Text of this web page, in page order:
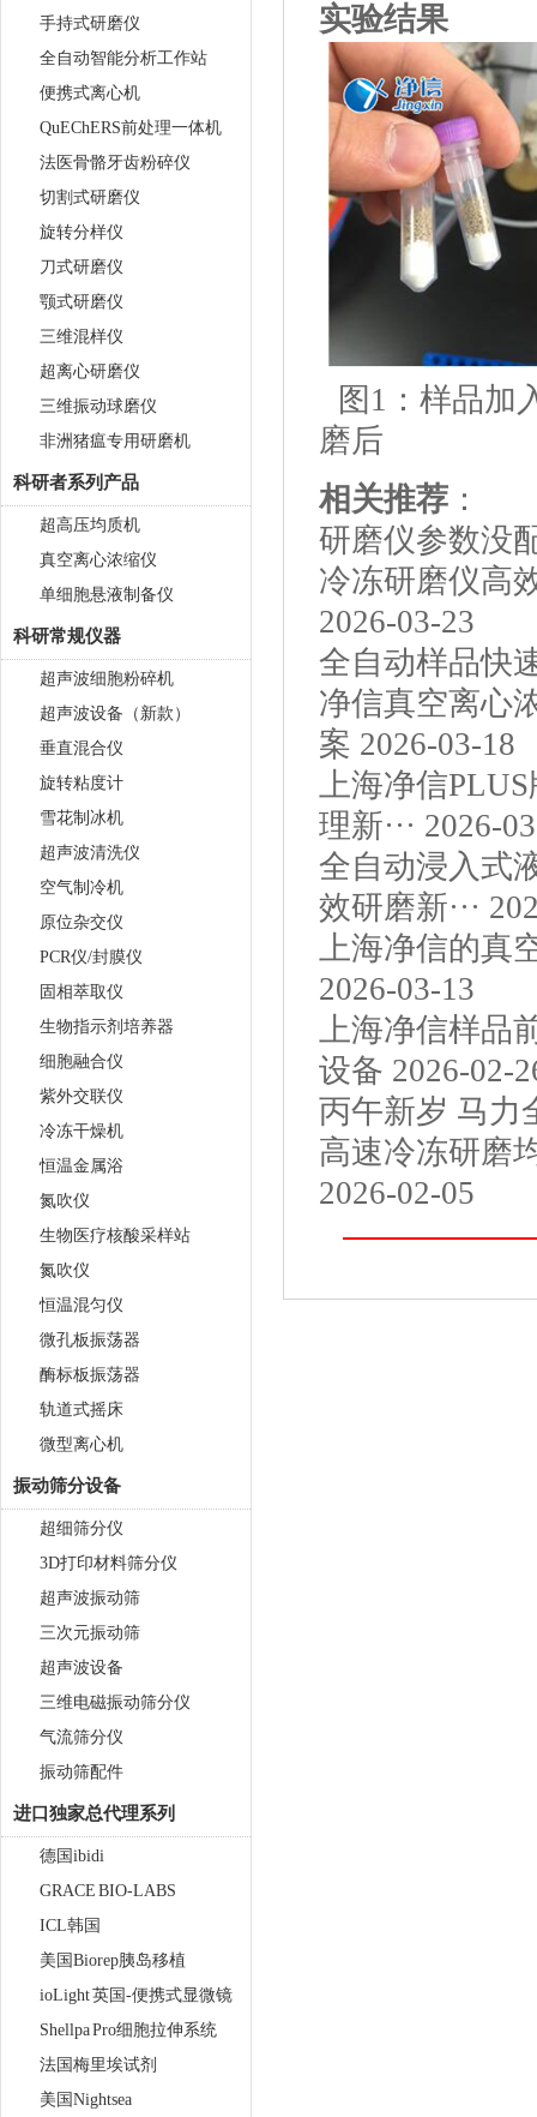
手持式研磨仪
全自动智能分析工作站
便携式离心机
QuEChERS前处理一体机
法医骨骼牙齿粉碎仪
切割式研磨仪
旋转分样仪
刀式研磨仪
颚式研磨仪
三维混样仪
超离心研磨仪
三维振动球磨仪
非洲猪瘟专用研磨机
科研者系列产品
超高压均质机
真空离心浓缩仪
单细胞悬液制备仪
科研常规仪器
超声波细胞粉碎机
超声波设备（新款）
垂直混合仪
旋转粘度计
雪花制冰机
超声波清洗仪
空气制冷机
原位杂交仪
PCR仪/封膜仪
固相萃取仪
生物指示剂培养器
细胞融合仪
紫外交联仪
冷冻干燥机
恒温金属浴
氮吹仪
生物医疗核酸采样站
氮吹仪
恒温混匀仪
微孔板振荡器
酶标板振荡器
轨道式摇床
微型离心机
振动筛分设备
超细筛分仪
3D打印材料筛分仪
超声波振动筛
三次元振动筛
超声波设备
三维电磁振动筛分仪
气流筛分仪
振动筛配件
进口独家总代理系列
德国ibidi
GRACE BIO-LABS
ICL韩国
美国Biorep胰岛移植
ioLight 英国-便携式显微镜
Shellpa Pro细胞拉伸系统
法国梅里埃试剂
美国Nightsea
实验结果
图1：样
磨后 图3
相关推荐 ：
研磨仪参数没
冷冻研磨仪高
2026-03-23
全自动样品快
净信真空离心
案 2026-03-18
上海净信
理新··· 2026-
全自动浸入式
效研磨新···
上海净信的真
2026-03-13
上海净信样品
设备 2026-02-
丙午新岁 马力
高速冷冻研磨
2026-02-05